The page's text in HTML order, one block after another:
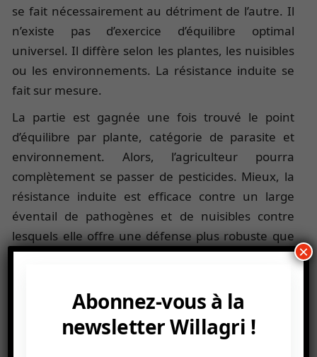
se fait nécessairement au détriment de l’autre. Il
n’existe pas d’exercice d’équilibre optimal
universel. Il diffère selon les plantes, les nuisibles
ou les environnements. La résistance induite se
fait sur mesure.
La partie est gagnée une fois trouvé le point
d’équilibre par plante, catégorie de parasite et
environnement. Alors, l’agriculteur pourra
complètement se passer de pesticides. Mieux, la
résistance induite est efficace contre un large
éventail de pathogènes et de nuisibles contre
lesquels elle offre une défense plus robuste que
les pesticides chimiques.
Méthodes et pratiques
Créer la résistance induite chez les plantes se fait
grâce à une série de méthodes et de pratiques
Abonnez-vous à la
newsletter Willagri !
×